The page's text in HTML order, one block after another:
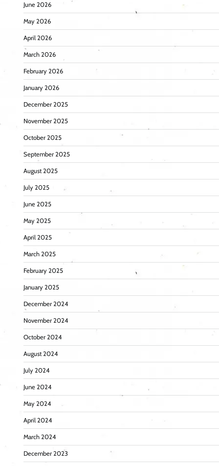
June 2026
May 2026
April 2026
March 2026
February 2026
January 2026
December 2025
November 2025
October 2025
September 2025
August 2025
July 2025
June 2025
May 2025
April 2025
March 2025
February 2025
January 2025
December 2024
November 2024
October 2024
August 2024
July 2024
June 2024
May 2024
April 2024
March 2024
December 2023